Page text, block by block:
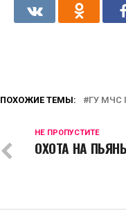
ПОХОЖИЕ ТЕМЫ: ГУ МЧС
НЕ ПРОПУСТИТЕ
ОХОТА НА